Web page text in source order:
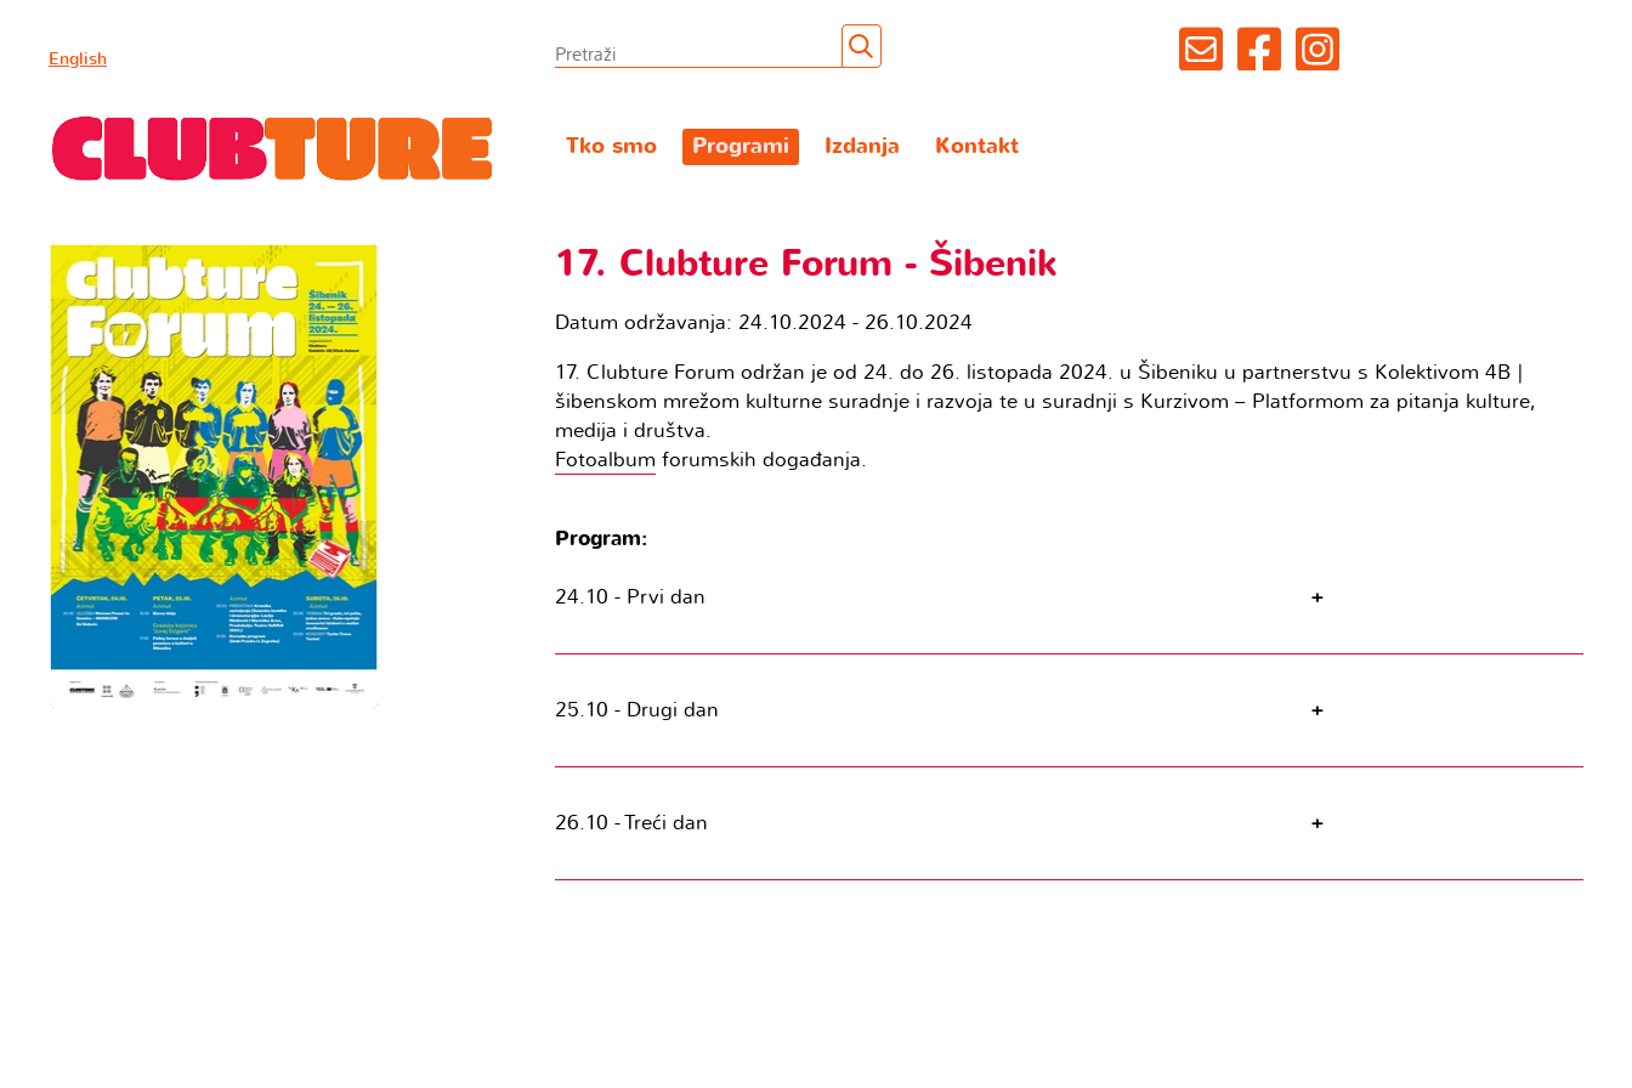
English
Tko smo Programi Izdanja Kontakt
17. Clubture Forum - Šibenik
Datum održavanja: 24.10.2024 - 26.10.2024
17. Clubture Forum održan je od 24. do 26. listopada 2024. u Šibeniku u partnerstvu s Kolektivom 4B |
šibenskom mrežom kulturne suradnje i razvoja te u suradnji s Kurzivom – Platformom za pitanja kulture,
medija i društva.
Fotoalbum forumskih događanja.
Program:
+
24.10 - Prvi dan
+
25.10 - Drugi dan
+
26.10 - Treći dan